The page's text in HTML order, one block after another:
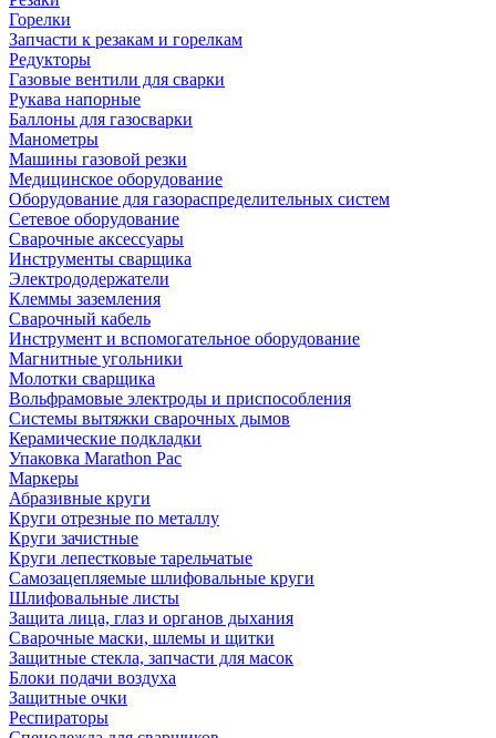
Горелки
Запчасти к резакам и горелкам
Редукторы
Газовые вентили для сварки
Рукава напорные
Баллоны для газосварки
Манометры
Машины газовой резки
Медицинское оборудование
Оборудование для газораспределительных систем
Сетевое оборудование
Сварочные аксессуары
Инструменты сварщика
Электрододержатели
Клеммы заземления
Сварочный кабель
Инструмент и вспомогательное оборудование
Магнитные угольники
Молотки сварщика
Вольфрамовые электроды и приспособления
Системы вытяжки сварочных дымов
Керамические подкладки
Упаковка Marathon Pac
Маркеры
Абразивные круги
Круги отрезные по металлу
Круги зачистные
Круги лепестковые тарельчатые
Самозацепляемые шлифовальные круги
Шлифовальные листы
Защита лица, глаз и органов дыхания
Сварочные маски, шлемы и щитки
Защитные стекла, запчасти для масок
Блоки подачи воздуха
Защитные очки
Респираторы